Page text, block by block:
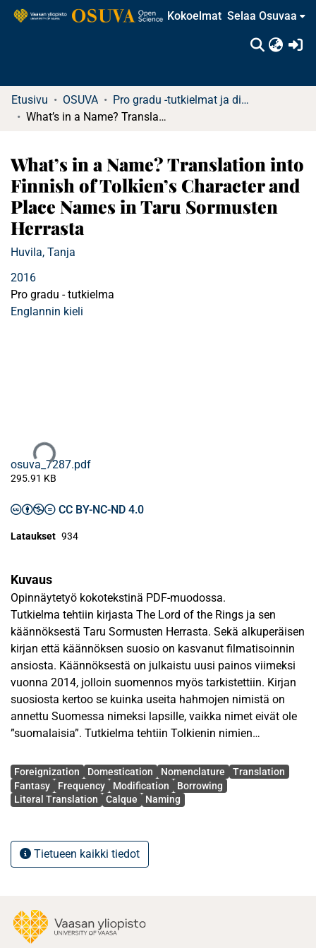
Kokoelmat Selaa Osuvaa
Etusivu OSUVA
Pro gradu -tutkielmat ja diplomityöt
What’s in a Name? Translation into Finnish of Tolkien’s Character and Place Names in Taru Sormusten Herrasta
What’s in a Name? Translation into
Finnish of Tolkien’s Character and
Place Names in Taru Sormusten
Herrasta
Huvila, Tanja
2016
Pro gradu - tutkielma
Englannin kieli
Ladataan...
osuva_7287.pdf
295.91 KB
CC BY-NC-ND 4.0
Lataukset 934
Kuvaus
Opinnäytetyö kokotekstinä PDF-muodossa.
Tutkielma tehtiin kirjasta The Lord of the Rings ja sen
käännöksestä Taru Sormusten Herrasta. Sekä alkuperäisen
kirjan että käännöksen suosio on kasvanut filmatisoinnin
ansiosta. Käännöksestä on julkaistu uusi painos viimeksi
vuonna 2014, jolloin suomennos myös tarkistettiin. Kirjan
suosiosta kertoo se kuinka useita hahmojen nimistä on
annettu Suomessa nimeksi lapsille, vaikka nimet eivät ole
”suomalaisia”. Tutkielma tehtiin Tolkienin nimien
The Lord of the Rings ja kohdistettiin sitten vastaavaan
kohtaan käännöksessä. Sen jälkeen nimien
ilmenemistiheys laskettiin alkuperäisteoksessa ja
mainittua hahmon- ja paikannimeä. Nimien käännökset
jaoteltiin eri kategorioihin sen perusteella mitä niille oli
yhdistelmä, uusi nimi ja käännöslaina.
Avainsanat
Foreignization Domestication Nomenclature
Translation
Fantasy
Frequency Modification
Borrowing
Literal Translation
Calque Naming
Tietueen kaikki tiedot